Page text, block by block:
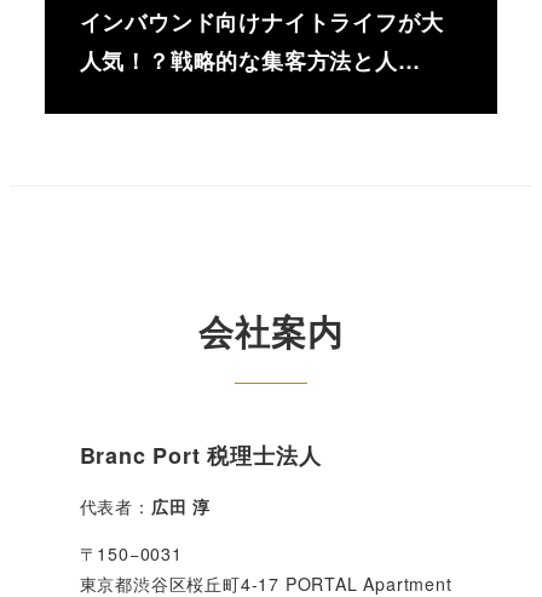
インバウンド向けナイトライフが大
人気！？戦略的な集客方法と人…
会社案内
Branc Port 税理士法人
代表者： 広田 淳
〒150−0031
東京都渋谷区桜丘町4-17 PORTAL Apartment